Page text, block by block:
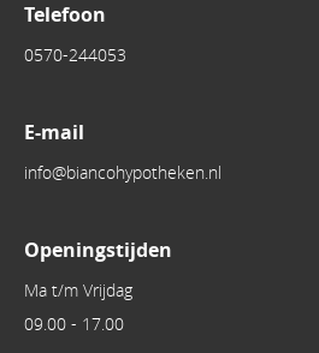
Telefoon
0570-244053
E-mail
info@biancohypotheken.nl
Openingstijden
Ma t/m Vrijdag
09.00 - 17.00